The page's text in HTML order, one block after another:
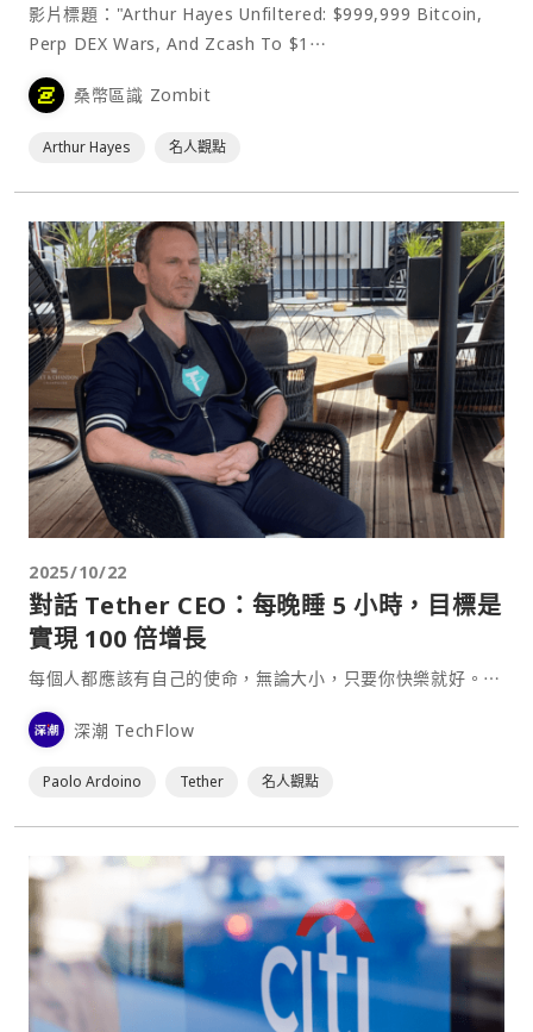
變
影片標題："Arthur Hayes Unfiltered: $999,999 Bitcoin,
Perp DEX Wars, And Zcash To $1⋯
桑幣區識 Zombit
Arthur Hayes 名人觀點
2025/10/22
對話 Tether CEO：每晚睡 5 小時，目標是
實現 100 倍增長
每個人都應該有自己的使命，無論大小，只要你快樂就好。⋯
深潮 TechFlow
Paolo Ardoino Tether 名人觀點